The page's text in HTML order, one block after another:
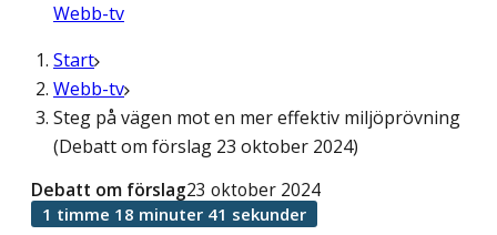
Webb-tv
Start
Webb-tv
Steg på vägen mot en mer effektiv miljöprövning
(Debatt om förslag 23 oktober 2024)
Debatt om förslag23 oktober 2024
1 timme 18 minuter 41 sekunder